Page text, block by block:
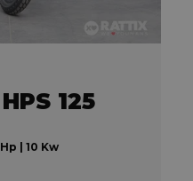
125
| 10 Kw